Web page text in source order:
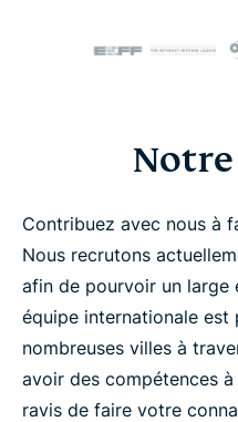
Contribuez avec nous à
Nous recrutons
afin de pourvoir un large
équipe internationale est
nombreuses villes à
avoir des compétences
ravis de faire votre